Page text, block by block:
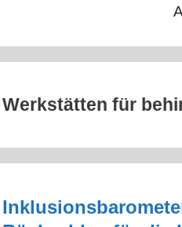
Werkstätten für